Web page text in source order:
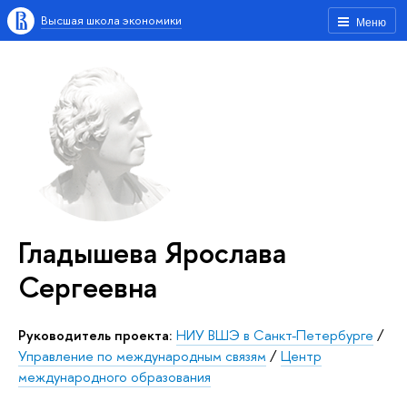
Меню
Высшая школа экономики
Гладышева Ярослава
Сергеевна
Руководитель проекта: НИУ ВШЭ в Санкт-Петербурге /
Управление по международным связям /Центр
международного образования